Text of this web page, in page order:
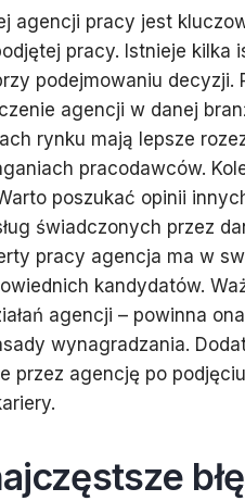
agencji pracy jest
pracy. Istnieje
podejmowaniu decyzji.
agencji w danej
rynku mają lepsze
pracodawców.
poszukać opinii
świadczonych przez
pracy agencja ma w
kandydatów.
agencji – powinna
wynagradzania.
przez agencję po